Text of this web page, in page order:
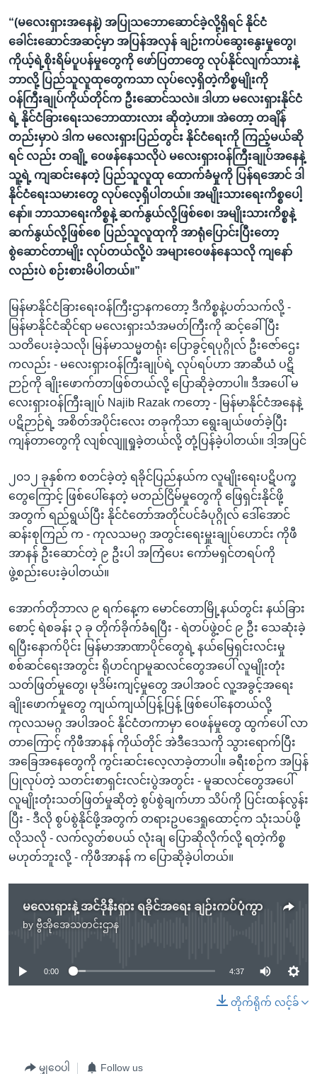
“(မလေးရှားအနေနဲ့) အပြုသဘောဆောင်ခဲ့လို့ရှိရင် နိုင်ငံ
ခေါင်းဆောင်အဆင့်မှာ အပြန်အလှန် ချဉ်းကပ်ဆွေးနွေးမှုတွေ၊
ကိုယ့်ရဲ့စိုးရိမ်ပူပန်မှုတွေကို ဖော်ပြတာတွေ လုပ်နိုင်လျက်သားနဲ့
ဘာလို့ ပြည်သူလူထုတွေကသာ လုပ်လေ့ရှိတဲ့ကိစ္စမျိုးကို
ဝန်ကြီးချုပ်ကိုယ်တိုင်က ဦးဆောင်သလဲ။ ဒါဟာ မလေးရှားနိုင်ငံ
ရဲ့ နိုင်ငံခြားရေးသဘောထားလား ဆိုတဲ့ဟာ။ အဲတော့ တချိန်
တည်းမှာပဲ ဒါက မလေးရှားပြည်တွင်း နိုင်ငံရေးကို ကြည့်မယ်ဆို
ရင် လည်း တချို့ ဝေဖန်နေသလိုပဲ မလေးရှားဝန်ကြီးချုပ်အနေနဲ့
သူ့ရဲ့ ကျဆင်းနေတဲ့ ပြည်သူလူထု ထောက်ခံမှုကို ပြန်ရအောင် ဒါ
နိုင်ငံရေးသမားတွေ လုပ်လေ့ရှိပါတယ်။ အမျိုးသားရေးကိစ္စပေါ့
နော်။ ဘာသာရေးကိစ္စနဲ့ ဆက်နွယ်လို့ဖြစ်စေ၊ အမျိုးသားကိစ္စနဲ့
ဆက်နွယ်လို့ဖြစ်စေ ပြည်သူလူထုကို အာရုံပြောင်းပြီးတော့
စွဲဆောင်တာမျိုး လုပ်တယ်လို့ပဲ အများဝေဖန်နေသလို ကျနော်
လည်းပဲ စဉ်းစားမိပါတယ်။”
မြန်မာနိုင်ငံခြားရေးဝန်ကြီးဌာနကတော့ ဒီကိစ္စနဲ့ပတ်သက်လို့ -
မြန်မာနိုင်ငံဆိုင်ရာ မလေးရှားသံအမတ်ကြီးကို ဆင့်ခေါ်ပြီး
သတိပေးခဲ့သလို၊ မြန်မာသမ္မတရုံး ပြောခွင့်ရပုဂ္ဂိုလ် ဦးဇော်ဌေး
ကလည်း - မလေးရှားဝန်ကြီးချုပ်ရဲ့ လုပ်ရပ်ဟာ အာဆီယံ ပဋိ
ဉာဉ်ကို ချိုးဖောက်တာဖြစ်တယ်လို့ ပြောဆိုခဲ့တာပါ။ ဒီအပေါ် မ
လေးရှားဝန်ကြီးချုပ် Najib Razak ကတော့ - မြန်မာနိုင်ငံအနေနဲ့
ပဋိဉာဉ်ရဲ့ အစိတ်အပိုင်းလေး တခုကိုသာ ရွေးချယ်ဖတ်ခဲ့ပြီး
ကျန်တာတွေကို လျစ်လျူရှုခဲ့တယ်လို့ တုံ့ပြန်ခဲ့ပါတယ်။ ဒါ့အပြင်
၂၀၁၂ ခုနှစ်က စတင်ခဲ့တဲ့ ရခိုင်ပြည်နယ်က လူမျိုးရေးပဋိပက္ခ
တွေကြောင့် ဖြစ်ပေါ်နေတဲ့ မတည်ငြိမ်မှုတွေကို ဖြေရှင်းနိုင်ဖို့
အတွက် ရည်ရွယ်ပြီး နိုင်ငံတော်အတိုင်ပင်ခံပုဂ္ဂိုလ် ဒေါ်အောင်
ဆန်းစုကြည် က - ကုလသမဂ္ဂ အတွင်းရေးမှူးချုပ်ဟောင်း ကိုဖီ
အာနန် ဦးဆောင်တဲ့ ၉ ဦးပါ အကြံပေး ကော်မရှင်တရပ်ကို
ဖွဲ့စည်းပေးခဲ့ပါတယ်။
အောက်တိုဘာလ ၉ ရက်နေ့က မောင်တောမြို့နယ်တွင်း နယ်ခြား
စောင့် ရဲစခန်း ၃ ခု တိုက်ခိုက်ခံရပြီး - ရဲတပ်ဖွဲ့ဝင် ၉ ဦး သေဆုံးခဲ့
ရပြီးနောက်ပိုင်း မြန်မာအာဏာပိုင်တွေရဲ့ နယ်မြေရှင်းလင်းမှု
စစ်ဆင်ရေးအတွင်း ရိုဟင်ဂျာမူဆလင်တွေအပေါ် လူမျိုးတုံး
သတ်ဖြတ်မှုတွေ၊ မုဒိမ်းကျင့်မှုတွေ အပါအဝင် လူ့အခွင့်အရေး
ချိုးဖောက်မှုတွေ ကျယ်ကျယ်ပြန့်ပြန့် ဖြစ်ပေါ်နေတယ်လို့
ကုလသမဂ္ဂ အပါအဝင် နိုင်ငံတကာမှာ ဝေဖန်မှုတွေ ထွက်ပေါ် လာ
တာကြောင့် ကိုဖီအာနန် ကိုယ်တိုင် အဲဒီဒေသကို သွားရောက်ပြီး
အခြေအနေတွေကို ကွင်းဆင်းလေ့လာခဲ့တာပါ။ ခရီးစဉ်က အပြန်
ပြုလုပ်တဲ့ သတင်းစာရှင်းလင်းပွဲအတွင်း - မူဆလင်တွေအပေါ်
လူမျိုးတုံးသတ်ဖြတ်မှုဆိုတဲ့ စွပ်စွဲချက်ဟာ သိပ်ကို ပြင်းထန်လွန်း
ပြီး - ဒီလို စွပ်စွဲနိုင်ဖို့အတွက် တရားဥပဒေရှုထောင့်က သုံးသပ်ဖို့
လိုသလို - လက်လွတ်စပယ် လုံးချ ပြောဆိုလိုက်လို့ ရတဲ့ကိစ္စ
မဟုတ်ဘူးလို့ - ကိုဖီအာနန် က ပြောဆိုခဲ့ပါတယ်။
မလေးရှားနဲ့ အင်ဒိုနီးရှား ရခိုင်အရေး ချဉ်းကပ်ပုံကွာ
by ဗွီအိုအေသတင်းဌာန
No media source currently available
0:00 4:37
တိုက်ရိုက် လင့်ခ်
မျှဝေပါ Follow us